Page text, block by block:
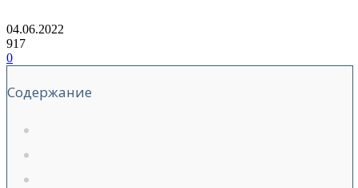
04.06.2022
917
0
Содержание